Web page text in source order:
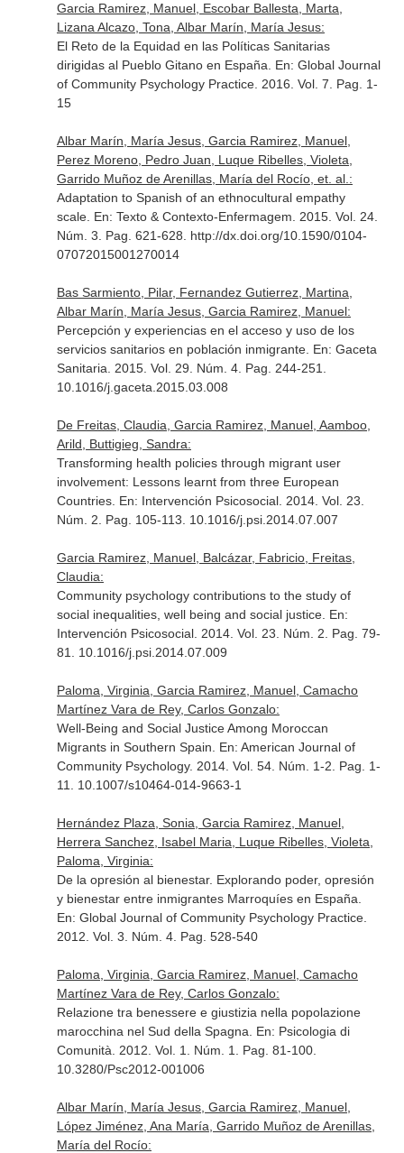
Garcia Ramirez, Manuel, Escobar Ballesta, Marta,
Lizana Alcazo, Tona, Albar Marín, María Jesus:
El Reto de la Equidad en las Políticas Sanitarias
dirigidas al Pueblo Gitano en España. En: Global Journal
of Community Psychology Practice. 2016. Vol. 7. Pag. 1-
15
Albar Marín, María Jesus, Garcia Ramirez, Manuel,
Perez Moreno, Pedro Juan, Luque Ribelles, Violeta,
Garrido Muñoz de Arenillas, María del Rocío, et. al.:
Adaptation to Spanish of an ethnocultural empathy
scale. En: Texto & Contexto-Enfermagem . 2015. Vol. 24.
Núm. 3. Pag. 621-628. http://dx.doi.org/10.1590/0104-
07072015001270014
Bas Sarmiento, Pilar, Fernandez Gutierrez, Martina,
Albar Marín, María Jesus, Garcia Ramirez, Manuel:
Percepción y experiencias en el acceso y uso de los
servicios sanitarios en población inmigrante. En: Gaceta
Sanitaria . 2015. Vol. 29. Núm. 4. Pag. 244-251.
10.1016/j.gaceta.2015.03.008
De Freitas, Claudia, Garcia Ramirez, Manuel, Aamboo,
Arild, Buttigieg, Sandra:
Transforming health policies through migrant user
involvement: Lessons learnt from three European
Countries. En: Intervención Psicosocial. 2014. Vol. 23.
Núm. 2. Pag. 105-113. 10.1016/j.psi.2014.07.007
Garcia Ramirez, Manuel, Balcázar, Fabricio, Freitas,
Claudia:
Community psychology contributions to the study of
social inequalities, well being and social justice. En:
Intervención Psicosocial. 2014. Vol. 23. Núm. 2. Pag. 79-
81. 10.1016/j.psi.2014.07.009
Paloma, Virginia, Garcia Ramirez, Manuel, Camacho
Martínez Vara de Rey, Carlos Gonzalo:
Well-Being and Social Justice Among Moroccan
Migrants in Southern Spain. En: American Journal of
Community Psychology. 2014. Vol. 54. Núm. 1-2. Pag. 1-
11. 10.1007/s10464-014-9663-1
Hernández Plaza, Sonia, Garcia Ramirez, Manuel,
Herrera Sanchez, Isabel Maria, Luque Ribelles, Violeta,
Paloma, Virginia:
De la opresión al bienestar. Explorando poder, opresión
y bienestar entre inmigrantes Marroquíes en España.
En: Global Journal of Community Psychology Practice.
2012. Vol. 3. Núm. 4. Pag. 528-540
Paloma, Virginia, Garcia Ramirez, Manuel, Camacho
Martínez Vara de Rey, Carlos Gonzalo:
Relazione tra benessere e giustizia nella popolazione
marocchina nel Sud della Spagna. En: Psicologia di
Comunità . 2012. Vol. 1. Núm. 1. Pag. 81-100.
10.3280/Psc2012-001006
Albar Marín, María Jesus, Garcia Ramirez, Manuel,
López Jiménez, Ana María, Garrido Muñoz de Arenillas,
María del Rocío: